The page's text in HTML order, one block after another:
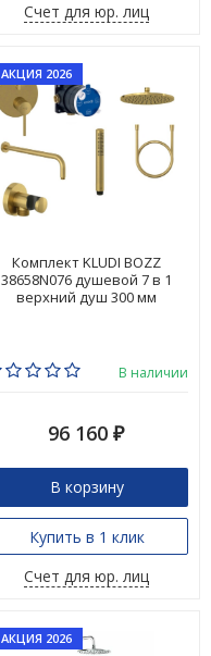
Счет для юр. лиц
АКЦИЯ 2026
Комплект KLUDI BOZZ
38658N076 душевой 7 в 1
верхний душ 300 мм
В наличии
96 160 ₽
В корзину
Купить в 1 клик
Счет для юр. лиц
АКЦИЯ 2026